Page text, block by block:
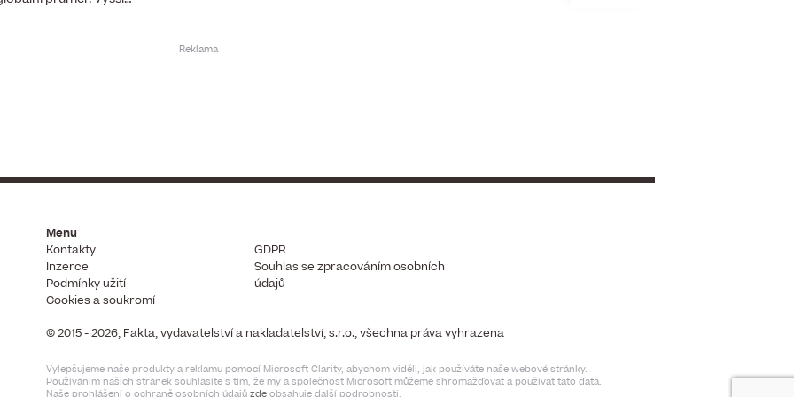
Menu
Kontakty
Inzerce
Podmínky užití
Cookies a soukromí
GDPR
Souhlas se zpracováním osobních
údajů
© 2015 - 2026, Fakta, vydavatelství a nakladatelství, s.r.o., všechna práva vyhrazena
Vylepšujeme naše produkty a reklamu pomocí Microsoft Clarity, abychom viděli, jak používáte naše webové stránky.
Používáním našich stránek souhlasíte s tím, že my a společnost Microsoft můžeme shromažďovat a používat tato data.
Naše prohlášení o ochraně osobních údajůzde obsahuje další podrobnosti.